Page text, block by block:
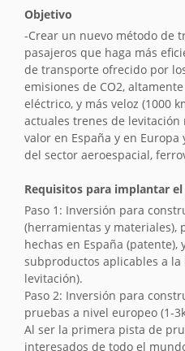
Objetivo
-Crear un nuevo método de
pasajeros que haga más
de transporte ofrecido por
emisiones de CO2,
eléctrico, y más veloz (1000
actuales trenes de levitación
valor en España y en
del sector aeroespacial,
Requisitos para implantar
Paso 1: Inversión para
(herramientas y materiales),
hechas en España (patente),
subproductos aplicables a
levitación).
Paso 2: Inversión para
pruebas a nivel europeo (1-
Al ser la primera pista de
interesados de todo el